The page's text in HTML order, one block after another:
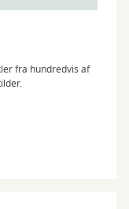
fra hundredvis af